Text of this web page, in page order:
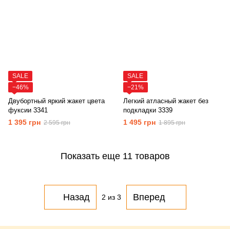
SALE
−46%
Двубортный яркий жакет цвета
фуксии 3341
1 395 грн 2 595 грн
SALE
−21%
Легкий атласный жакет без
подкладки 3339
1 495 грн 1 895 грн
Показать еще 11 товаров
Назад 2 из 3 Вперед